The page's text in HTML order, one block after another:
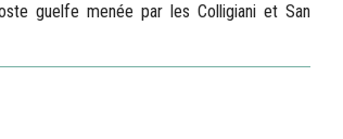
guelfe menée par les Colligiani et San